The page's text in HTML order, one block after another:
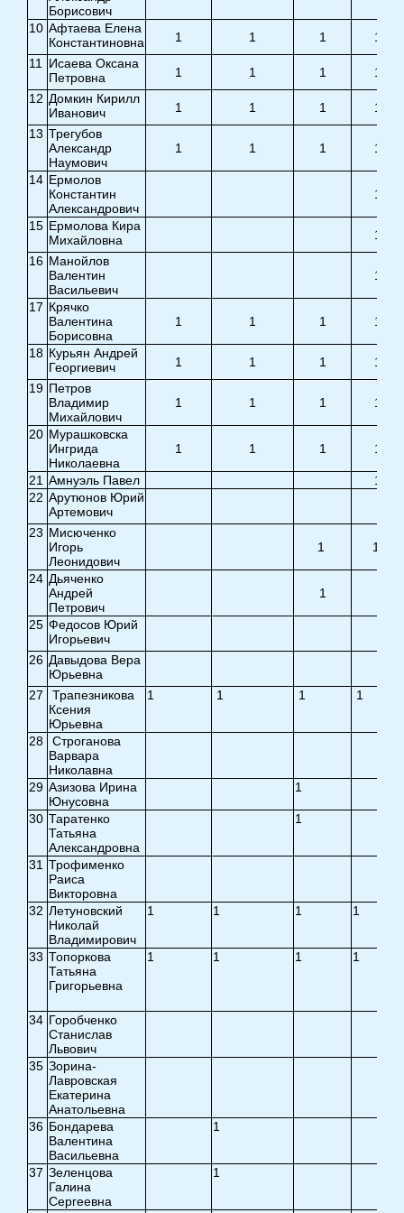
Борисович
10 Афтаева Елена
Константиновна
1 1 1
1
11
Исаева Оксана
Петровна
1 1 1
1
12 Домкин Кирилл
Иванович
1 1 1
1
13 Трегубов
Александр
Наумович
1 1 1 1
14 Ермолов
Константин
Александрович
1
15 Ермолова Кира
Михайловна
1
16 Манойлов
Валентин
Васильевич
1
17 Крячко
Валентина
Борисовна
1 1 1 1
18 Курьян Андрей
Георгиевич
1 1 1
1
19 Петров
Владимир
Михайлович
1 1 1 1
20 Мурашковска
Ингрида
Николаевна
1 1 1 1
21 Амнуэль Павел
1
22 Арутюнов Юрий
Артемович
23 Мисюченко
Игорь
Леонидович
1 1
24 Дьяченко
Андрей
Петрович
1
25 Федосов Юрий
Игорьевич
26 Давыдова Вера
Юрьевна
27
Трапезникова
Ксения
Юрьевна
1 1 1 1
28
Строганова
Варвара
Николавна
29 Азизова Ирина
Юнусовна
1
30 Таратенко
Татьяна
Александровна
1
31 Трофименко
Раиса
Викторовна
32 Летуновский
Николай
Владимирович
1 1 1 1
33 Топоркова
Татьяна
Григорьевна
1 1 1 1
34 Горобченко
Станислав
Львович
35 Зорина-
Лавровская
Екатерина
Анатольевна
36 Бондарева
Валентина
Васильевна
1
37 Зеленцова
Галина
Сергеевна
1